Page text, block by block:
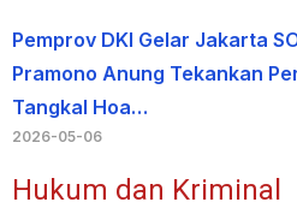
Pemprov DKI Gelar Jakarta
Pramono Anung Tekankan
Tangkal Hoa…
2026-05-06
Hukum dan Kriminal